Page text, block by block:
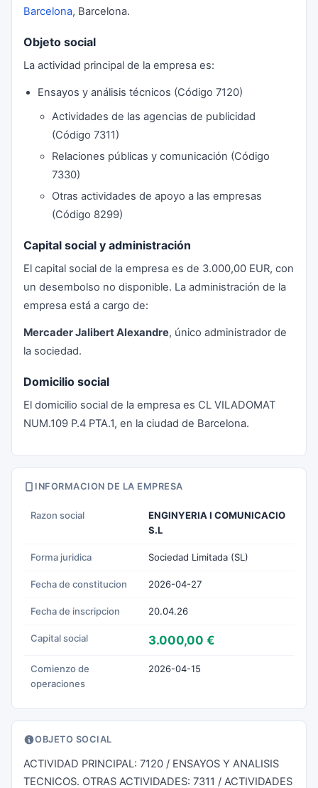
Barcelona, Barcelona.
Objeto social
La actividad principal de la empresa es:
Ensayos y análisis técnicos (Código 7120)
Actividades de las agencias de publicidad
(Código 7311)
Relaciones públicas y comunicación (Código
7330)
Otras actividades de apoyo a las empresas
(Código 8299)
Capital social y administración
El capital social de la empresa es de 3.000,00 EUR, con
un desembolso no disponible. La administración de la
empresa está a cargo de:
Mercader Jalibert Alexandre, único administrador de
la sociedad.
Domicilio social
El domicilio social de la empresa es CL VILADOMAT
NUM.109 P.4 PTA.1, en la ciudad de Barcelona.
INFORMACION DE LA EMPRESA
Razon social
ENGINYERIA I COMUNICACIO
S.L
Forma juridica Sociedad Limitada (SL)
Fecha de constitucion 2026-04-27
Fecha de inscripcion 20.04.26
Capital social 3.000,00 €
Comienzo de
operaciones
2026-04-15
OBJETO SOCIAL
ACTIVIDAD PRINCIPAL: 7120 / ENSAYOS Y ANALISIS
TECNICOS. OTRAS ACTIVIDADES: 7311 / ACTIVIDADES